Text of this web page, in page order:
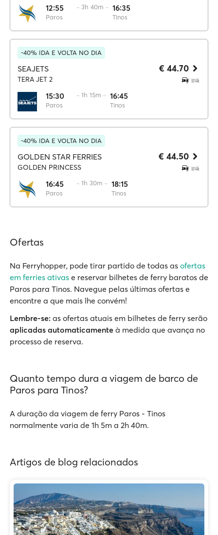
12:55
Paros
·· 3h 40m ·· 16:35
Tinos
-40% IDA E VOLTA NO DIA
SEAJETS
TERA JET 2
15:30
Paros
·· 1h 15m ·· 16:45
Tinos
€ 44.70
-40% IDA E VOLTA NO DIA
GOLDEN STAR FERRIES
GOLDEN PRINCESS
16:45
Paros
·· 1h 30m ·· 18:15
Tinos
€ 44.50
Ofertas
Na Ferryhopper, pode tirar partido de todas as ofertas
em ferries ativas e reservar bilhetes de ferry baratos de
Paros para Tinos. Navegue pelas últimas ofertas e
encontre a que mais lhe convém!
Lembre-se: as ofertas atuais em bilhetes de ferry serão
aplicadas automaticamente à medida que avança no
processo de reserva.
Quanto tempo dura a viagem de barco de
Paros para Tinos?
A duração da viagem de ferry Paros - Tinos
normalmente varia de 1h 5m a 2h 40m.
Artigos de blog relacionados